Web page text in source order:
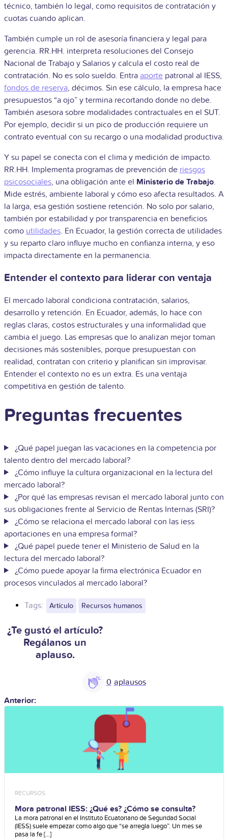
técnico, también lo legal, como requisitos de contratación y
cuotas cuando aplican.
También cumple un rol de asesoría financiera y legal para
gerencia. RR.HH. interpreta resoluciones del Consejo
Nacional de Trabajo y Salarios y calcula el costo real de
contratación. No es solo sueldo. Entra aporte patronal al IESS,
fondos de reserva, décimos. Sin ese cálculo, la empresa hace
presupuestos “a ojo” y termina recortando donde no debe.
También asesora sobre modalidades contractuales en el SUT.
Por ejemplo, decidir si un pico de producción requiere un
contrato eventual con su recargo o una modalidad productiva.
Y su papel se conecta con el clima y medición de impacto.
RR.HH. Implementa programas de prevención de riesgos
psicosociales, una obligación ante el Ministerio de Trabajo.
Mide estrés, ambiente laboral y cómo eso afecta resultados. A
la larga, esa gestión sostiene retención. No solo por salario,
también por estabilidad y por transparencia en beneficios
como utilidades. En Ecuador, la gestión correcta de utilidades
y su reparto claro influye mucho en confianza interna, y eso
impacta directamente en la permanencia.
Entender el contexto para liderar con ventaja
El mercado laboral condiciona contratación, salarios,
desarrollo y retención. En Ecuador, además, lo hace con
reglas claras, costos estructurales y una informalidad que
cambia el juego. Las empresas que lo analizan mejor toman
decisiones más sostenibles, porque presupuestan con
realidad, contratan con criterio y planifican sin improvisar.
Entender el contexto no es un extra. Es una ventaja
competitiva en gestión de talento.
Preguntas frecuentes
¿Qué papel juegan las vacaciones en la competencia por
talento dentro del mercado laboral?
¿Cómo influye la cultura organizacional en la lectura del
mercado laboral?
¿Por qué las empresas revisan el mercado laboral junto con
sus obligaciones frente al Servicio de Rentas Internas (SRI)?
¿Cómo se relaciona el mercado laboral con las iess
aportaciones en una empresa formal?
¿Qué papel puede tener el Ministerio de Salud en la
lectura del mercado laboral?
¿Cómo puede apoyar la firma electrónica Ecuador en
procesos vinculados al mercado laboral?
Tags: Artículo Recursos humanos
¿Te gustó el artículo?
Regálanos un
aplauso.
0
Anterior:
RECURSOS
Mora patronal IESS: ¿Qué es? ¿Cómo se consulta?
La mora patronal en el Instituto Ecuatoriano de Seguridad Social
(IESS) suele empezar como algo que “se arregla luego”. Un mes se
pasa la fe [...]